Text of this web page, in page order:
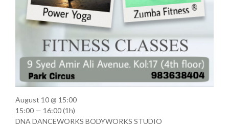
August 10 @ 15:00
15:00 — 16:00(1h)
DNA DANCEWORKS BODYWORKS STUDIO